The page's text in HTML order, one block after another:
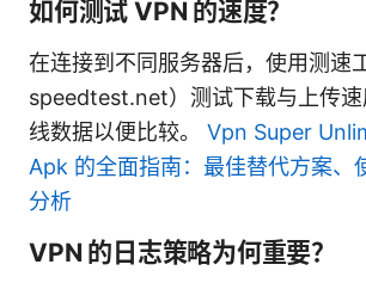
如何测试 VPN 的速度？
在连接到不同服务器后，使用测速
speedtest.net）测试下载与上传
线数据以便比较。 Vpn Super
Apk 的全面指南：最佳替代方案、
分析
VPN 的日志策略为何重要？